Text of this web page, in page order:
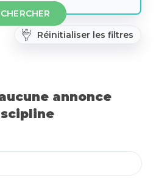
Réinitialiser les filtres
annonce